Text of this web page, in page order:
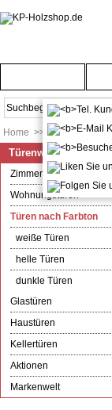
Home >> Türenwelt >>
Türenwelt
Zimmertüren
Wohnungstüren
Türen nach Farbton
weiße Türen
helle Türen
dunkle Türen
Glastüren
Haustüren
Kellertüren
Aktionen
Markenwelt